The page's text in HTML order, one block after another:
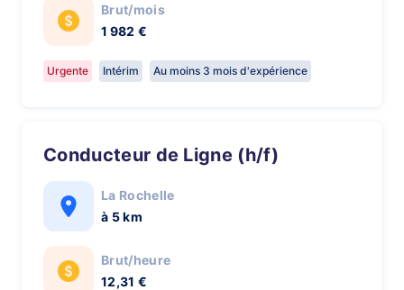
Brut/mois
1 982 €
Urgente Intérim Au moins 3 mois d'expérience
Conducteur de Ligne (h/f)
La Rochelle
à 5 km
Brut/heure
12,31 €